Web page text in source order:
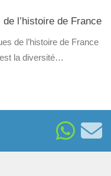
l’histoire de France
de l’histoire de France
la diversité…